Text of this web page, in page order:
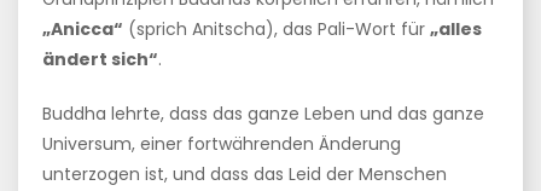
„Anicca“ (sprich Anitscha), das Pali-Wort für „alles
ändert sich“.
Buddha lehrte, dass das ganze Leben und das ganze
Universum, einer fortwährenden Änderung
unterzogen ist, und dass das Leid der Menschen